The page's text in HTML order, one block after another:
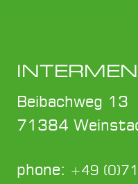
Beibachweg 13
71384
phone: +49